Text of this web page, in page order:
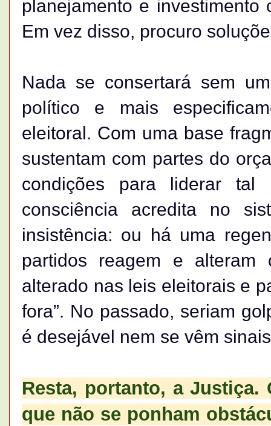
planejamento e
Em vez disso, procuro
Nada se consertará sem
político e mais
eleitoral. Com uma base
sustentam com partes do
condições para liderar
consciência acredita no
insistência: ou há uma
partidos reagem e
alterado nas leis eleitorais e
fora”. No passado, seriam
é desejável nem se vêm
Resta, portanto, a Justiça.
que não se ponham